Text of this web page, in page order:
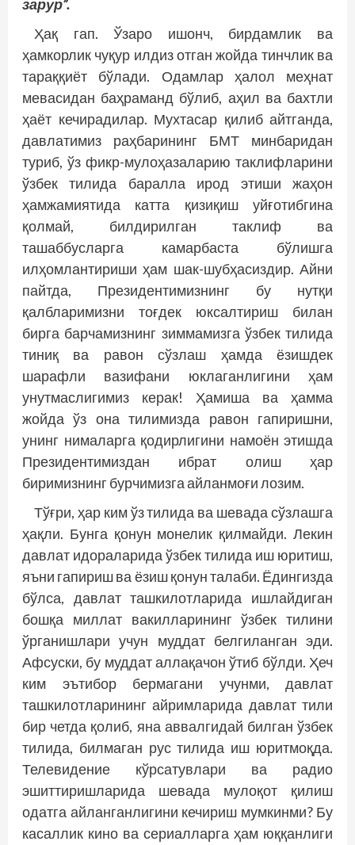
зарур”.
Ҳақ гап. Ўзаро ишонч, бирдамлик ва
ҳамкорлик чуқур илдиз отган жойда тинч­лик ва
тараққиёт бўлади. Одамлар ҳалол меҳнат
мевасидан баҳраманд бўлиб, аҳил ва бахтли
ҳаёт кечирадилар. Мухтасар қилиб айтганда,
давлатимиз раҳбарининг БМТ минбаридан
туриб, ўз фикр-мулоҳазаларию таклифларини
ўзбек тилида баралла ирод этиши жаҳон
ҳамжамиятида катта қизиқиш уйғотибгина
қолмай, билдирилган таклиф ва
ташаббусларга камарбаста бўлишга
илҳомлантириши ҳам шак-шубҳасиздир. Айни
пайтда, Президентимизнинг бу нутқи
қалбларимизни тоғдек юксалтириш билан
бирга барчамизнинг зиммамизга ўзбек тилида
тиниқ ва равон сўзлаш ҳамда ёзишдек
шарафли вазифани юклаганлигини ҳам
унутмаслигимиз керак! Ҳамиша ва ҳамма
жойда ўз она тилимизда равон гапиришни,
унинг нималарга қодирлигини намоён этишда
Президентимиздан ибрат олиш ҳар
биримизнинг бурчимизга айланмоғи лозим.
Тўғри, ҳар ким ўз тилида ва шевада сўзлашга
ҳақли. Бунга қонун монелик қилмайди. Лекин
давлат идораларида ўзбек тилида иш юритиш,
яъни гапириш ва ёзиш қонун талаби. Ёдингизда
бўлса, давлат ташкилотларида ишлайдиган
бошқа миллат вакилларининг ўзбек тилини
ўрганишлари учун муддат белгиланган эди.
Афсуски, бу муддат аллақачон ўтиб бўлди. Ҳеч
ким эътибор бермагани учунми, давлат
ташкилотларининг айримларида давлат тили
бир четда қолиб, яна аввалгидай билган ўзбек
тилида, билмаган рус тилида иш юритмоқда.
Телевидение кўрсатувлари ва радио
эшиттиришларида шевада мулоқот қилиш
одатга айланганлигини кечириш мумкинми? Бу
касаллик кино ва сериалларга ҳам юққанлиги